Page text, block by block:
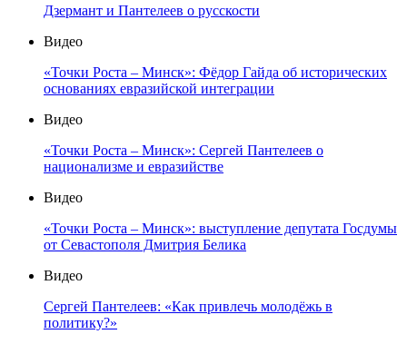
Дзермант и Пантелеев о русскости
Видео
«Точки Роста – Минск»: Фёдор Гайда об исторических
основаниях евразийской интеграции
Видео
«Точки Роста – Минск»: Сергей Пантелеев о
национализме и евразийстве
Видео
«Точки Роста – Минск»: выступление депутата Госдумы
от Севастополя Дмитрия Белика
Видео
Сергей Пантелеев: «Как привлечь молодёжь в
политику?»